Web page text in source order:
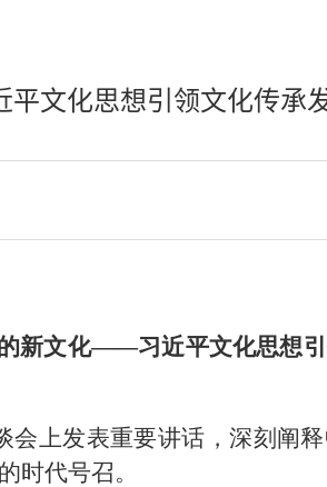
文化思想引领文化传承
新文化——习近平文化思想
上发表重要讲话，深刻阐
时代号召。